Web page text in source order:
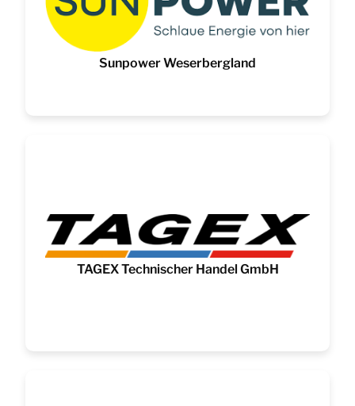
Sunpower Weserbergland
TAGEX Technischer Handel GmbH